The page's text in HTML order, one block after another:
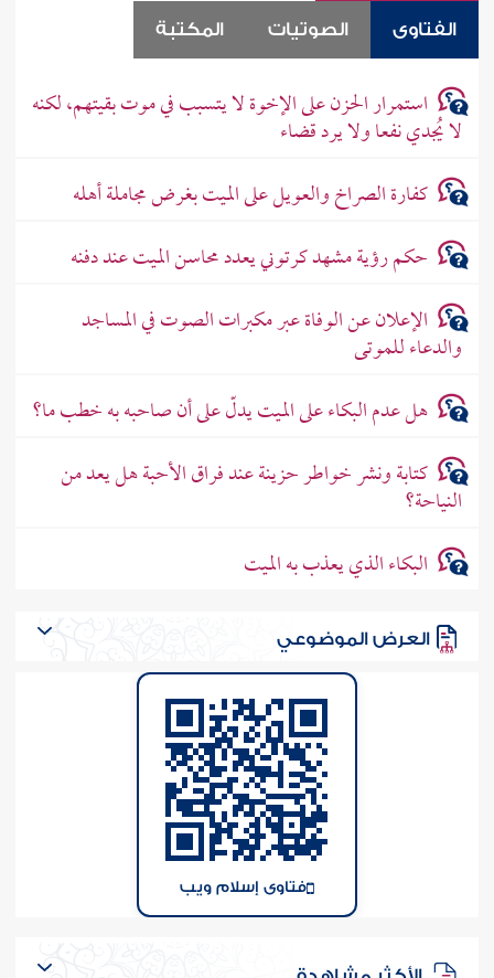
الفتاوى الصوتيات المكتبة
استمرار الحزن على الإخوة لا يتسبب في موت بقيتهم، لكنه
لا يُجدي نفعا ولا يرد قضاء
كفارة الصراخ والعويل على الميت بغرض مجاملة أهله
حكم رؤية مشهد كرتوني يعدد محاسن الميت عند دفنه
الإعلان عن الوفاة عبر مكبرات الصوت في المساجد
والدعاء للموتى
هل عدم البكاء على الميت يدلّ على أن صاحبه به خطب ما؟
كتابة ونشر خواطر حزينة عند فراق الأحبة هل يعد من
النياحة؟
البكاء الذي يعذب به الميت
العرض الموضوعي
فتاوى إسلام ويب